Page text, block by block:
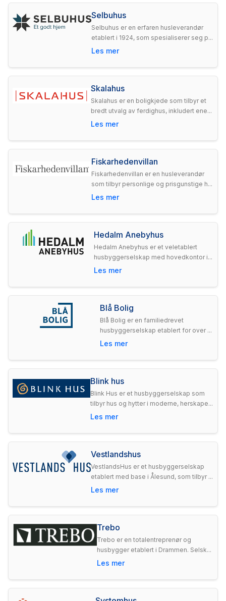
Selbuhus
Selbuhus er en erfaren husleverandør
etablert i 1924, som spesialiserer seg p...
Les mer
Skalahus
Skalahus er en boligkjede som tilbyr et
bredt utvalg av ferdighus, inkludert ene...
Les mer
Fiskarhedenvillan
Fiskarhedenvillan er en husleverandør
som tilbyr personlige og prisgunstige h...
Les mer
Hedalm Anebyhus
Hedalm Anebyhus er et veletablert
husbyggerselskap med hovedkontor i...
Les mer
Blå Bolig
Blå Bolig er en familiedrevet
husbyggerselskap etablert for over ...
Les mer
Blink hus
Blink Hus er et husbyggerselskap som
tilbyr hus og hytter i moderne, herskape...
Les mer
Vestlandshus
VestlandsHus er et husbyggerselskap
etablert med base i Ålesund, som tilbyr ...
Les mer
Trebo
Trebo er en totalentreprenør og
husbygger etablert i Drammen. Selsk...
Les mer